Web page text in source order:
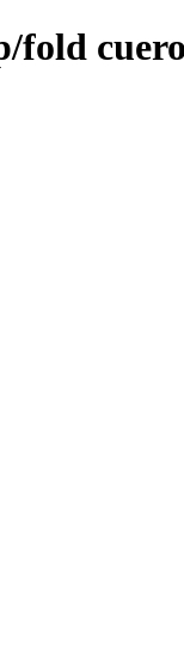
fold